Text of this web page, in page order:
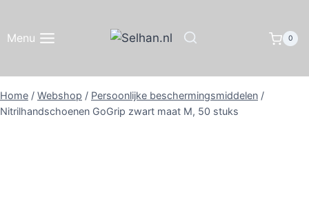
inhoud
Menu 0
Home / Webshop / Persoonlijke beschermingsmiddelen /
Nitrilhandschoenen GoGrip zwart maat M, 50 stuks